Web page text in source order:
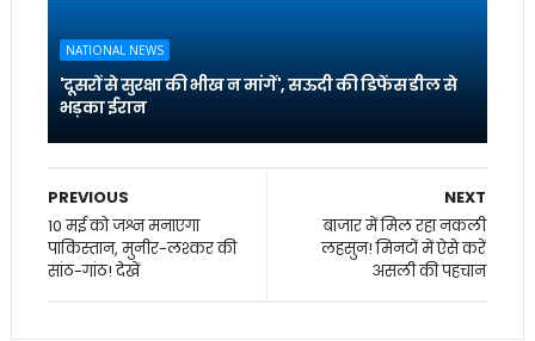
NATIONAL NEWS
'दूसरों से सुरक्षा की भीख न मांगें', सऊदी की डिफेंस डील से
भड़का ईरान
NEXT
बाजार में मिल रहा नकली
लहसुन! मिनटों में ऐसे करें
असली की पहचान
PREVIOUS
10 मई को जश्न मनाएगा
पाकिस्तान, मुनीर-लश्कर की
सांठ-गांठ! देखें